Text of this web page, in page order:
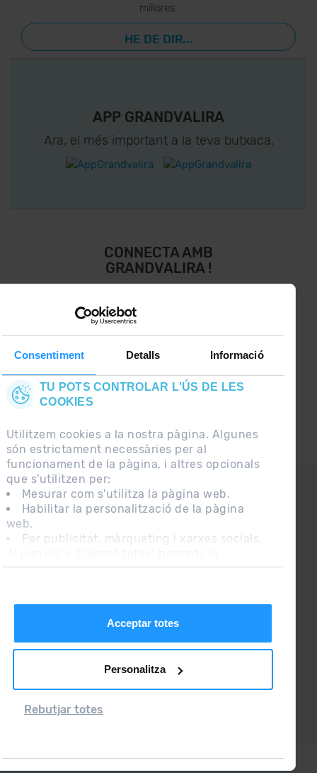
Consentiment Detalls Informació
TU POTS CONTROLAR L'ÚS DE LES
COOKIES
Utilitzem cookies a la nostra pàgina. Algunes
són estrictament necessàries per al
funcionament de la pàgina, i altres opcionals
que s'utilitzen per:
Mesurar com s'utilitza la pàgina web.
Habilitar la personalització de la pàgina
web.
Per publicitat, màrqueting i xarxes socials.
instal·lació de les cookies. Si prefereixes
Acceptar totes
Personalitza
Rebutjar totes
millores.
HE DE DIR...
APP GRANDVALIRA
Ara, el més important a la teva butxaca.
CONNECTA AMB
GRANDVALIRA !
lo últim el primer :)
CONTACTE
PREGUNTES FREQÜENTS
Grandvalira